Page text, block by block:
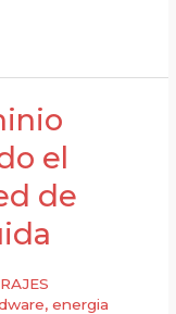
el
de
,energia